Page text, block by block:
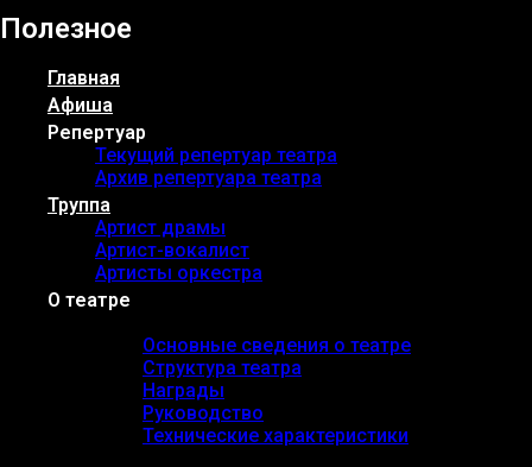
Полезное
Главная
Афиша
Репертуар
Текущий репертуар театра
Архив репертуара театра
Труппа
Артист драмы
Артист-вокалист
Артисты оркестра
О театре
Основные сведения о театре
Структура театра
Награды
Руководство
Технические характеристики